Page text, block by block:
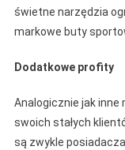
świetne narzędzia
markowe buty
Dodatkowe profity
Analogicznie jak inne
swoich stałych
są zwykle